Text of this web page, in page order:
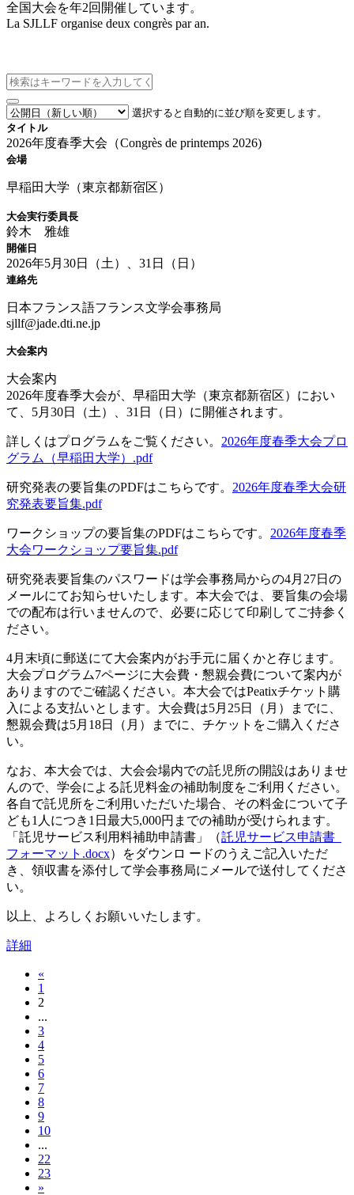
全国大会を年2回開催しています。
La SJLLF organise deux congrès par an.
選択すると自動的に並び順を変更します。
タイトル
2026年度春季大会（Congrès de printemps 2026)
会場
早稲田大学（東京都新宿区）
大会実行委員長
鈴木 雅雄
開催日
2026年5月30日（土）、31日（日）
連絡先
日本フランス語フランス文学会事務局
sjllf@jade.dti.ne.jp
大会案内
大会案内
2026年度春季大会が、早稲田大学（東京都新宿区）におい
て、5月30日（土）、31日（日）に開催されます。
詳しくはプログラムをご覧ください。 2026年度春季大会プロ
グラム（早稲田大学）.pdf
研究発表の要旨集のPDFはこちらです。 2026年度春季大会研
究発表要旨集.pdf
ワークショップの要旨集のPDFはこちらです。 2026年度春季
大会ワークショップ要旨集.pdf
研究発表要旨集のパスワードは学会事務局からの4月27日の
メールにてお知らせいたします。本大会では、要旨集の会場
での配布は行いませんので、必要に応じて印刷してご持参く
ださい。
4月末頃に郵送にて大会案内がお手元に届くかと存じます。
大会プログラム7ページに大会費・懇親会費について案内が
ありますのでご確認ください。本大会ではPeatixチケット購
入による支払いとします。大会費は5月25日（月）までに、
懇親会費は5月18日（月）までに、チケットをご購入くださ
い。
なお、本大会では、大会会場内での託児所の開設はありませ
んので、学会による託児料金の補助制度をご利用ください。
各自で託児所をご利用いただいた場合、その料金について子
ども1人につき1日最大5,000円までの補助が受けられます。
「託児サービス利用料補助申請書」（託児サービス申請書_
フォーマット.docx）をダウンロ ードのうえご記入いただ
き、領収書を添付して学会事務局にメールで送付してくださ
い。
以上、よろしくお願いいたします。
詳細
«
1
2
...
3
4
5
6
7
8
9
10
...
22
23
»